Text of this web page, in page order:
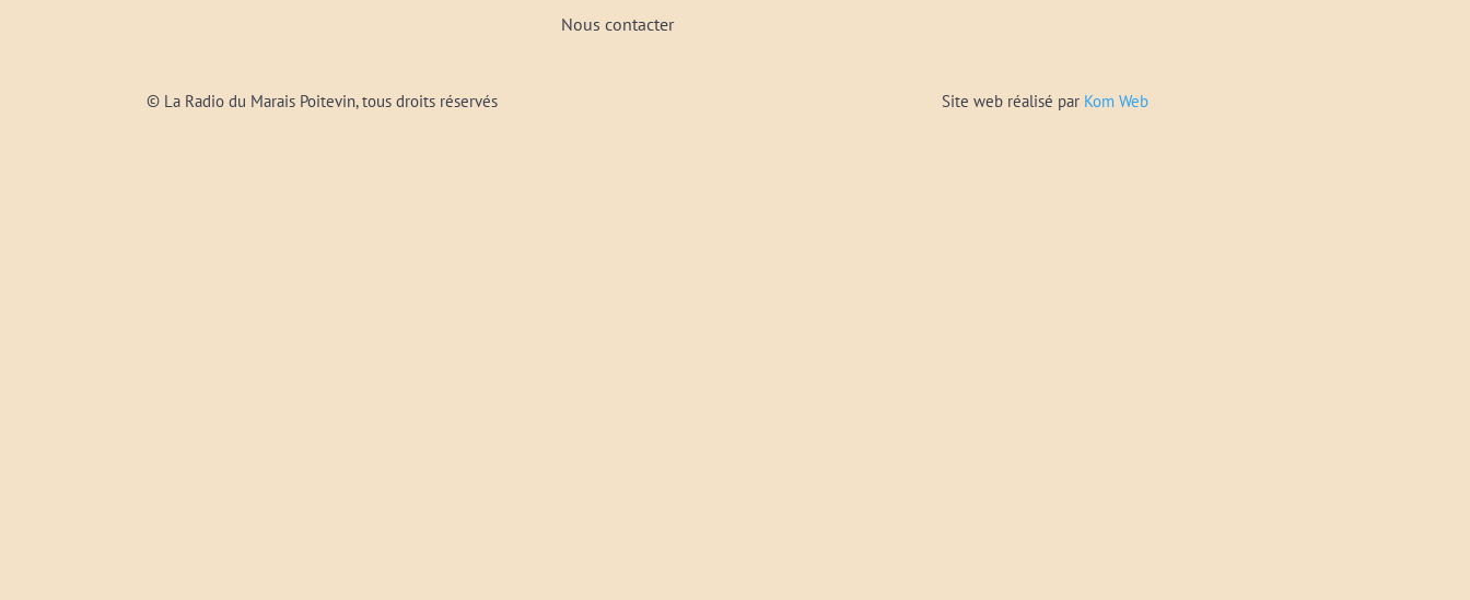
Nous contacter
© La Radio du Marais Poitevin, tous droits réservés Site web réalisé par Kom Web